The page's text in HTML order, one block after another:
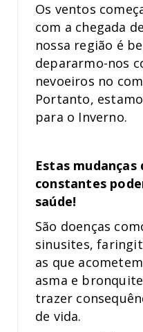
Os ventos
com a chegada
nossa região é
depararmo-nos
nevoeiros no
Portanto,
para o Inverno.
Estas
constantes
saúde!
São doenças
sinusites,
as que
asma e
trazer
de vida.